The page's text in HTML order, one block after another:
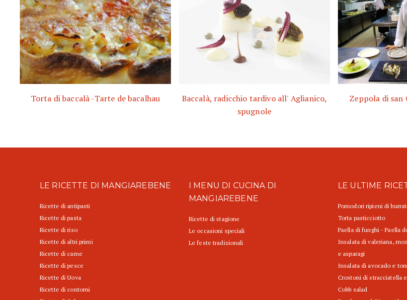
Torta di baccalà -Tarte de bacalhau
Baccalà, radicchio tardivo all' Aglianico,
spugnole
Zeppola di san
LE RICETTE DI MANGIAREBENE
Ricette di antipasti
Ricette di pasta
Ricette di riso
Ricette di altri primi
Ricette di carne
Ricette di pesce
Ricette di Uova
Ricette di contorni
I MENU DI CUCINA DI
MANGIAREBENE
Ricette di stagione
Le occasioni speciali
Le feste tradizionali
LE ULTIME
Pomodori ripieni di
Torta pasticciotto
Paella di funghi - Paella
Insalata di valeriana,
e asparagi
Insalata di avocado e
Crostoni di stracciatella
Cobb salad